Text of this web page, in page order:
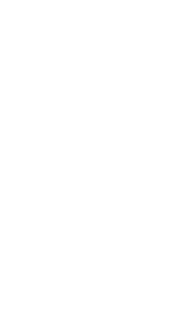
で通用しない」を
場特有のとっさの一
分からない」という
す。 本人はまじめ
きない」というギャ
Talkは、AI
レーニングを何度で
ることで、知識と現
「聞き返せる」心
言語で働くこと自体
す。 「分からない
は気が引ける」——そ
立感につながり、そ
受け入れ側の日本人
勢を見せることで信
外国人スタッフ用
底的に排除した、外
ましょう。 テキス
い、すべての漢字に
さらに、文字情報だ
解説動画を豊富に組
で正しい業務イメー
Campusは
・教育を効率化し、
ンターフェースに
す。 ぜひご参考く
現によって離職率が
ためにかかるコスト
つ潜在能力や未発見
うことで、外部から
すことが可能になり
るメリットが生まれ
スクを抱えることに
はありません。 経済
リオ」の構築を挙げ
2024年に実施した
進んでいない企業ほ
蓄積で心の余裕がな
レスにさらされる
続くと、脳内でストレ
感情を理性的にコン
余裕、いわゆる「メ
些細なことにも過敏
抑えきれなくなるの
ルス研修については
ルス研修」で詳しく
能力を低下させてい
を担う前頭葉の機能
活動しやすくなりま